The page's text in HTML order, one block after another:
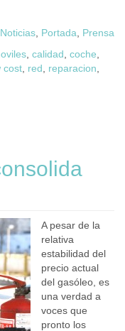
Noticias Portada
Prensa
calidad coche
cost red reparacion
A pesar de la
relativa
estabilidad del
precio actual
del gasóleo, es
una verdad a
voces que
pronto los